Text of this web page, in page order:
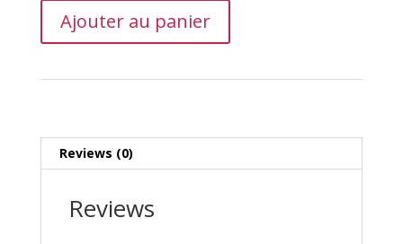
Ajouter au panier
Reviews (0)
Reviews